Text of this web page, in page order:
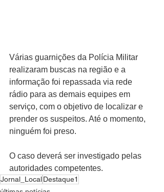
Várias guarnições da Polícia Militar
realizaram buscas na região e a
informação foi repassada via rede
rádio para as demais equipes em
serviço, com o objetivo de localizar e
prender os suspeitos. Até o momento,
ninguém foi preso.
O caso deverá ser investigado pelas
autoridades competentes.
Jornal_LocalDestaque1